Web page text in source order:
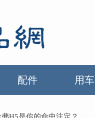
配件 用车